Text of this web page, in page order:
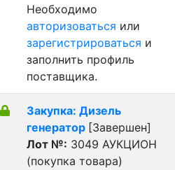
Необходимо
авторизоваться или
зарегистрироваться и
заполнить профиль
поставщика.
Закупка: Дизель
генератор [Завершен]
Лот №: 3049 АУКЦИОН
(покупка товара)